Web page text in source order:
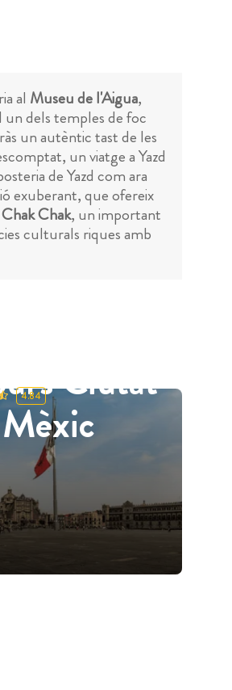
al Museu de l'Aigua,
dels temples de foc
un autèntic tast de les
un viatge a Yazd
de Yazd com ara
exuberant, que ofereix
Chak Chak, un important
culturals riques amb
Ciutat
4.84